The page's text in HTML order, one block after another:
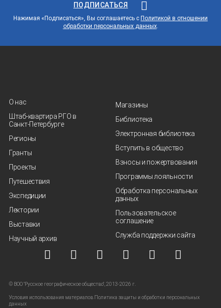
ПОДПИСАТЬСЯ
Нажимая «Подписаться», Вы соглашаетесь с Политикой в отношении
обработки персональных данных.
О нас
Штаб-квартира РГО в
Санкт‑Петербурге
Регионы
Гранты
Проекты
Путешествия
Экспедиции
Лектории
Выставки
Научный архив
Магазины
Библиотека
Электронная библиотека
Вступить в общество
Взносы и пожертвования
Программы лояльности
Обработка персональных
данных
Пользовательское
соглашение
Служба поддержки сайта
© ВОО "Русское географическое общество", 2013-2026 г.
Условия использования материалов Политика защиты и обработки персональных
данных